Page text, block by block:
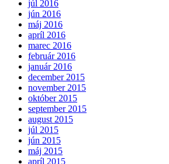
júl 2016
jún 2016
máj 2016
apríl 2016
marec 2016
február 2016
január 2016
december 2015
november 2015
október 2015
september 2015
august 2015
júl 2015
jún 2015
máj 2015
apríl 2015